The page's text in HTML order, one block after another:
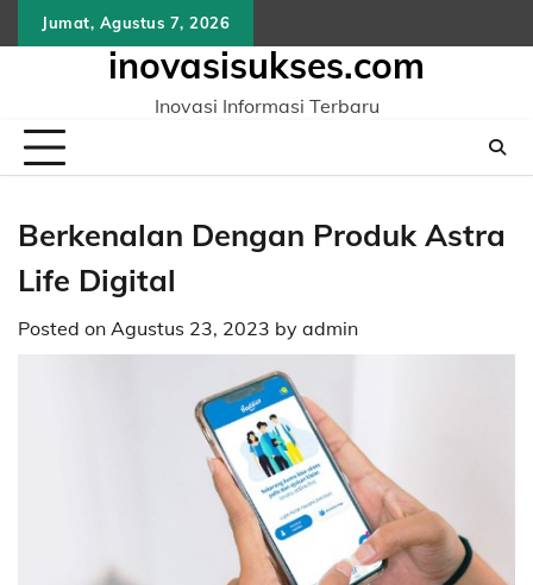
to
Jumat, Agustus 7, 2026
inovasisukses.com
Inovasi Informasi Terbaru
Berkenalan Dengan Produk Astra
Life Digital
Posted on Agustus 23, 2023 by admin